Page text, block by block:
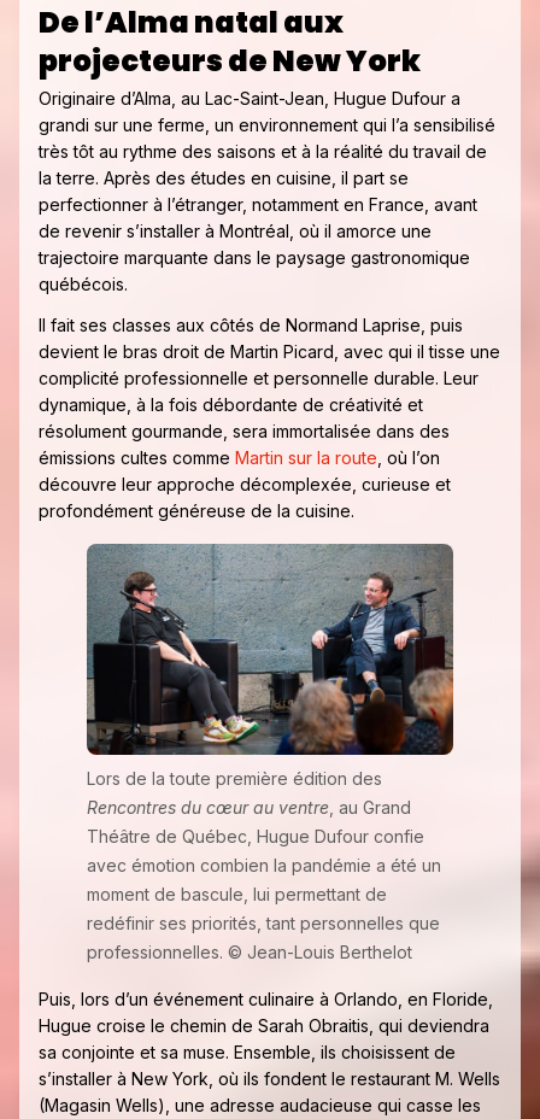
De l’Alma natal aux
projecteurs de New York
Originaire d’Alma, au Lac-Saint-Jean, Hugue Dufour a
grandi sur une ferme, un environnement qui l’a sensibilisé
très tôt au rythme des saisons et à la réalité du travail de
la terre. Après des études en cuisine, il part se
perfectionner à l’étranger, notamment en France, avant
de revenir s’installer à Montréal, où il amorce une
trajectoire marquante dans le paysage gastronomique
québécois.
Il fait ses classes aux côtés de Normand Laprise, puis
devient le bras droit de Martin Picard, avec qui il tisse une
complicité professionnelle et personnelle durable. Leur
dynamique, à la fois débordante de créativité et
résolument gourmande, sera immortalisée dans des
émissions cultes comme Martin sur la route , où l’on
découvre leur approche décomplexée, curieuse et
profondément généreuse de la cuisine.
Lors de la toute première édition des
Rencontres du cœur au ventre , au Grand
Théâtre de Québec, Hugue Dufour confie
avec émotion combien la pandémie a été un
moment de bascule, lui permettant de
redéfinir ses priorités, tant personnelles que
professionnelles. © Jean-Louis Berthelot
Puis, lors d’un événement culinaire à Orlando, en Floride,
Hugue croise le chemin de Sarah Obraitis, qui deviendra
sa conjointe et sa muse. Ensemble, ils choisissent de
s’installer à New York, où ils fondent le restaurant M. Wells
(Magasin Wells), une adresse audacieuse qui casse les